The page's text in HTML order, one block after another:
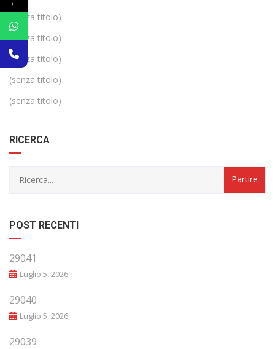
(senza titolo)
(senza titolo)
(senza titolo)
(senza titolo)
(senza titolo)
RICERCA
POST RECENTI
29041
Luglio 5, 2026
29040
Luglio 5, 2026
29039